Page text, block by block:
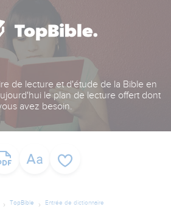
de lecture et d'étude de la Bible en
le plan de lecture offert dont
avez besoin.
TopBible Entrée de dictionnaire